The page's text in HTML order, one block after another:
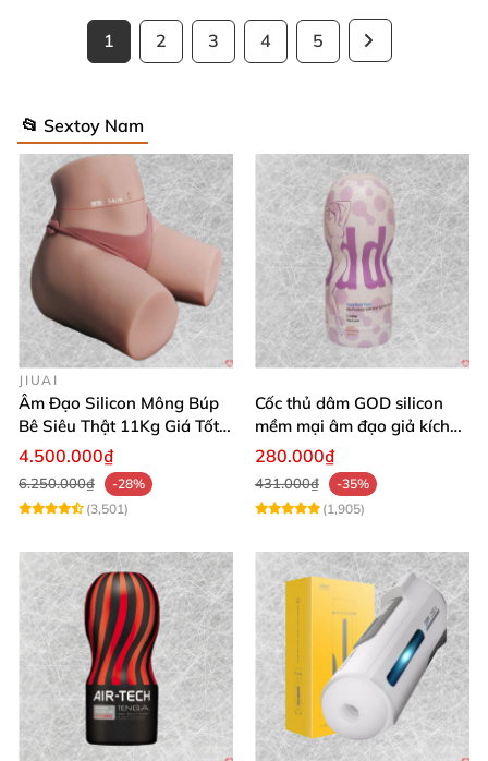
1 2 3 4 5
📂 Sextoy Nam
JIUAI
Âm Đạo Silicon Mông Búp
Bê Siêu Thật 11Kg Giá Tốt
Hàng Nhật
4.500.000₫
6.250.000₫
-28%
(3,501)
Cốc thủ dâm GOD silicon
mềm mại âm đạo giả kích
thích mạnh mẽ
280.000₫
431.000₫
-35%
(1,905)